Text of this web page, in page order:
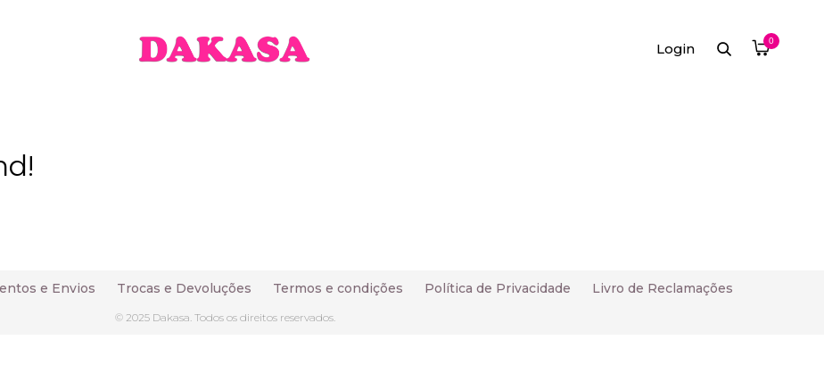
Login 0
e Envios Trocas e Devoluções Termos e condições Política de Privacidade Livro de Reclamações